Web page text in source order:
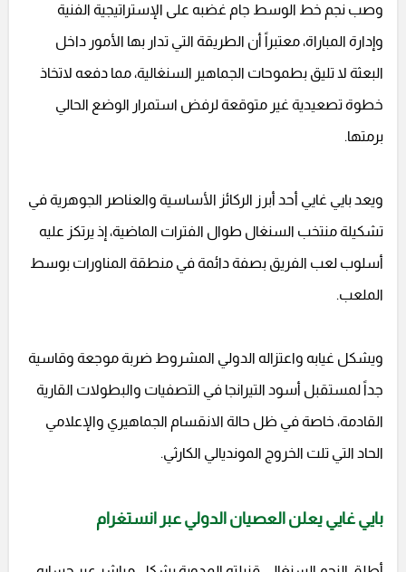
وصب نجم خط الوسط جام غضبه على الإستراتيجية الفنية
وإدارة المباراة، معتبراً أن الطريقة التي تدار بها الأمور داخل
البعثة لا تليق بطموحات الجماهير السنغالية، مما دفعه لاتخاذ
خطوة تصعيدية غير متوقعة لرفض استمرار الوضع الحالي
برمتها.
ويعد بايي غايي أحد أبرز الركائز الأساسية والعناصر الجوهرية في
تشكيلة منتخب السنغال طوال الفترات الماضية، إذ يرتكز عليه
أسلوب لعب الفريق بصفة دائمة في منطقة المناورات بوسط
الملعب.
ويشكل غيابه واعتزاله الدولي المشروط ضربة موجعة وقاسية
جداً لمستقبل أسود التيرانجا في التصفيات والبطولات القارية
القادمة، خاصة في ظل حالة الانقسام الجماهيري والإعلامي
الحاد التي تلت الخروج المونديالي الكارثي.
بايي غايي يعلن العصيان الدولي عبر انستغرام